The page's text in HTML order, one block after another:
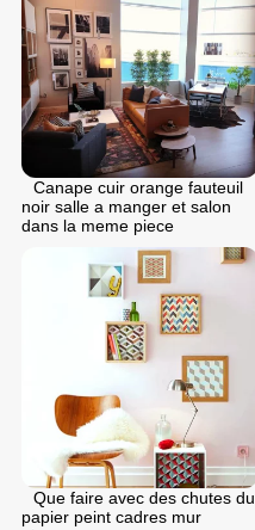
Canape cuir orange fauteuil
noir salle a manger et salon
dans la meme piece
Que faire avec des chutes du
papier peint cadres mur